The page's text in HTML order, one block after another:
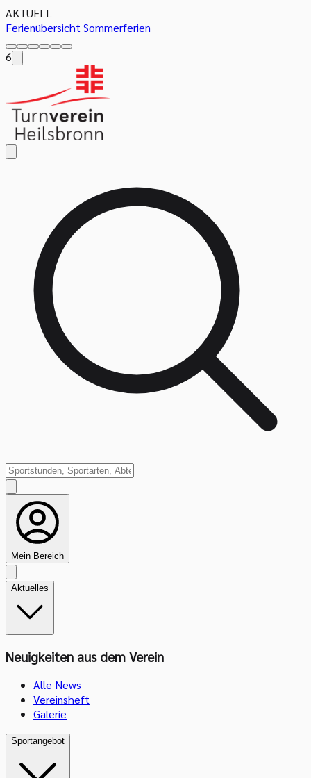
AKTUELL
Ferienübersicht Sommerferien
6
Mein Bereich
Aktuelles
Neuigkeiten aus dem Verein
Alle News
Vereinsheft
Galerie
Sportangebot